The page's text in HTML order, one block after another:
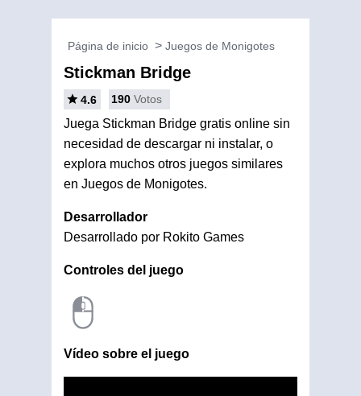
Página de inicio Juegos de Monigotes
Stickman Bridge
4.6 190 Votos
Juega Stickman Bridge gratis online sin
necesidad de descargar ni instalar, o
explora muchos otros juegos similares
en Juegos de Monigotes.
Desarrollador
Desarrollado por Rokito Games
Controles del juego
Vídeo sobre el juego